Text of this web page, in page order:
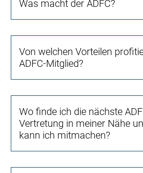
Was macht der ADFC?
Von welchen Vorteilen
ADFC-Mitglied?
Wo finde ich die nächste
Vertretung in meiner Nähe
kann ich mitmachen?